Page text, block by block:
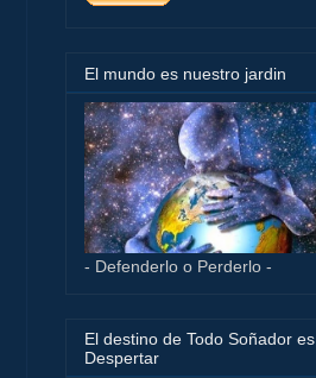
El mundo es nuestro jardin
- Defenderlo o Perderlo -
El destino de Todo Soñador es
Despertar